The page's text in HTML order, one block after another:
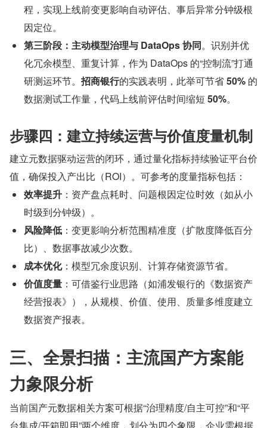
程，实现上线前变更影响自动评估、事后异常分钟级根
因定位。
第三阶段：主动模型治理与 DataOps 协同。识别并优
化冗余模型、重复计算，作为 DataOps 的“控制流”打通
研测运环节。 招商银行的实践表明，此举可节省 50% 的
数据测试工作量，代码上线前评估时间缩短 50%。
步骤四：建立持续运营与价值度量机制
建立元数据驱动运营的闭环，通过量化指标持续验证平台价
值，确保投入产出比（ROI）。可参考的度量指标包括：
效率提升 ：资产盘点耗时、问题根因定位时效（如从小
时级到分钟级）。
风险降低 ：变更影响分析范围精准度（扩散度降低百分
比）、数据事故减少次数。
成本优化：模型冗余度识别、计算存储资源节省。
价值度量 ：可借鉴行业思路（如浦发银行的《数据资产
经营报表》），从规模、价值、使用、质量多维度建立
数据资产报表。
三、全景扫描：主流国产方案能
力象限分析
当前国产元数据相关方案可根据“治理精度/自主可控”和“平
台集成/开箱即用”两个维度，划分为四个象限，企业需根据